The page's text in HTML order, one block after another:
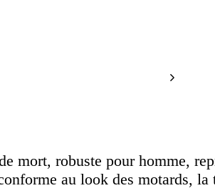
mort, robuste pour homme,
au look des motards,